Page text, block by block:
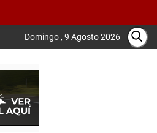
Domingo , 9 Agosto 2026